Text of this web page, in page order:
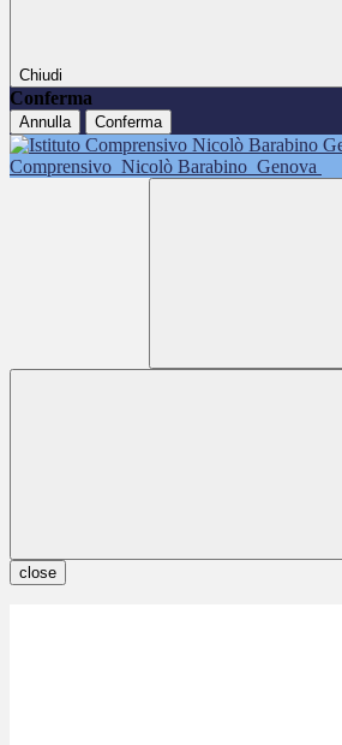
Chiudi
Conferma
Annulla Conferma
Comprensivo Nicolò Barabino Genova
close